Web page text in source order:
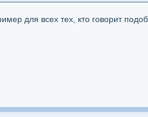
для всех тех, кто говорит